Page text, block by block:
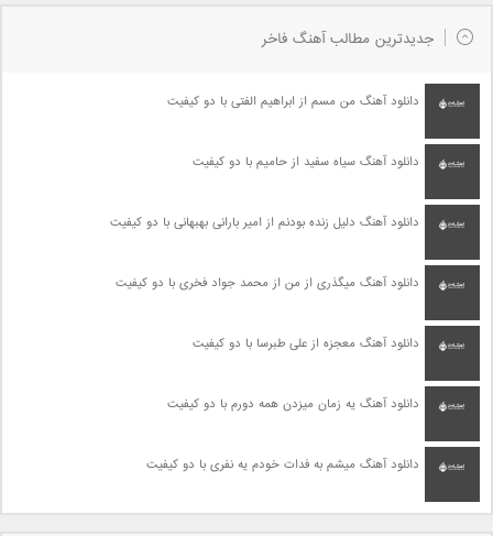
جدیدترین مطالب آهنگ فاخر
دانلود آهنگ من مسم از ابراهیم الفتی با دو کیفیت
دانلود آهنگ سیاه سفید از حامیم با دو کیفیت
دانلود آهنگ دلیل زنده بودنم از امیر بارانی بهبهانی با دو کیفیت
دانلود آهنگ میگذری از من از محمد جواد فخری با دو کیفیت
دانلود آهنگ معجزه از علی طبرسا با دو کیفیت
دانلود آهنگ یه زمان میزدن همه دورم با دو کیفیت
دانلود آهنگ میشم به فدات خودم یه نفری با دو کیفیت